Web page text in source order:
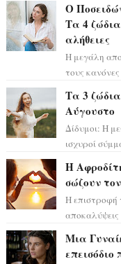
Ο
Τα 4
αλήθειες
Η μεγάλη
τους
Τα 3
Αύγουστο
Δίδυμοι: Η
ισχυροί
Η
σώζουν
Η επιστροφή
Μια